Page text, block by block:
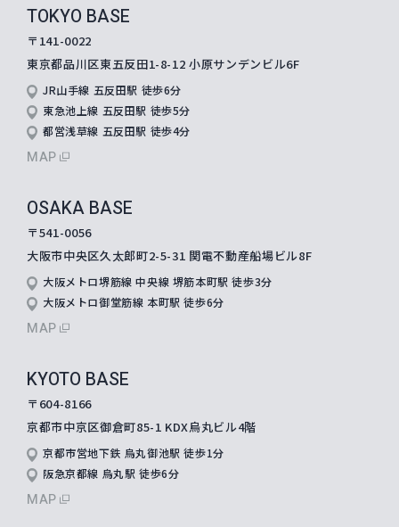
TOKYO BASE
〒141-0022
東京都品川区東五反田1-8-12小原サンデンビル6F
JR山手線 五反田駅 徒歩6分
東急池上線 五反田駅 徒歩5分
都営浅草線 五反田駅 徒歩4分
MAP
OSAKA BASE
〒541-0056
大阪市中央区久太郎町2-5-31 関電不動産船場ビル8F
大阪メトロ堺筋線 中央線 堺筋本町駅 徒歩3分
大阪メトロ御堂筋線 本町駅 徒歩6分
MAP
KYOTO BASE
〒604-8166
京都市中京区御倉町85-1 KDX烏丸ビル4階
京都市営地下鉄 烏丸御池駅 徒歩1分
阪急京都線 烏丸駅 徒歩6分
MAP